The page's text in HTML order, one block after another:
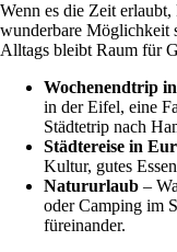
Wenn es die Zeit erlaubt,
wunderbare Möglichkeit
Alltags bleibt Raum für
Wochenendtrip
in der Eifel, eine
Städtetrip nach
Städtereise in
Kultur, gutes
Natururlaub –
oder Camping im
füreinander.